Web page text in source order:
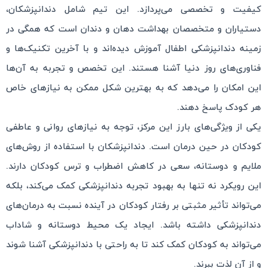
کیفیت و تخصصی می‌پردازد. این تیم شامل دندانپزشکان،
دستیاران و متخصصان بهداشت دهان و دندان است که همگی در
زمینه دندانپزشکی اطفال آموزش دیده‌اند و با آخرین تکنیک‌ها و
فناوری‌های روز دنیا آشنا هستند. این تخصص و تجربه به آن‌ها
این امکان را می‌دهد که به بهترین شکل ممکن به نیازهای خاص
هر کودک پاسخ دهند.
یکی از ویژگی‌های بارز این مرکز، توجه به نیازهای روانی و عاطفی
کودکان در حین درمان است. دندانپزشکان با استفاده از روش‌های
ملایم و دوستانه، سعی در کاهش اضطراب و ترس کودکان دارند.
این رویکرد نه تنها به بهبود تجربه دندانپزشکی کمک می‌کند، بلکه
می‌تواند تأثیر مثبتی بر رفتار کودکان در آینده نسبت به درمان‌های
دندانپزشکی داشته باشد. ایجاد یک محیط دوستانه و شاداب
می‌تواند به کودکان کمک کند تا به راحتی با دندانپزشکی آشنا شوند
و از آن لذت ببرند.